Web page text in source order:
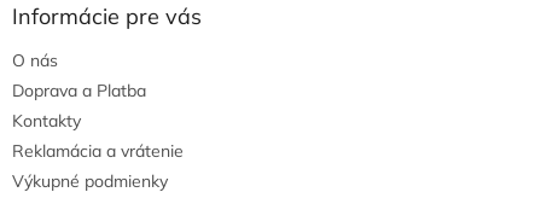
Informácie pre vás
O nás
Doprava a Platba
Kontakty
Reklamácia a vrátenie
Výkupné podmienky